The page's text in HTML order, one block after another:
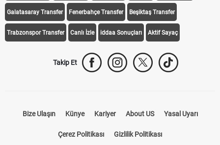
Galatasaray Transfer Fenerbahçe Transfer Beşiktaş Transfer
Trabzonspor Transfer Canlı İzle iddaa Sonuçları Aktif Sayaç
Takip Et
Bize Ulaşın Künye Kariyer About US Yasal Uyarı
Çerez Politikası Gizlilik Politikası